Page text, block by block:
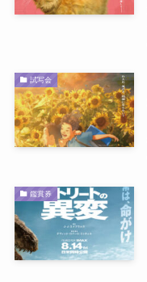
試写会
鑑賞券